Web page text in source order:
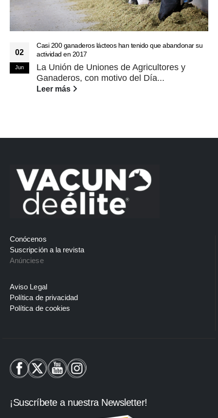
02
Jun
Casi 200 ganaderos lácteos han tenido que abandonar su
actividad en 2017
La Unión de Uniones de Agricultores y
Ganaderos, con motivo del Día...
Leer más
Conócenos
Suscripción a la revista
Anúnciese
Aviso Legal
Política de privacidad
Política de cookies
¡Suscríbete a nuestra Newsletter!